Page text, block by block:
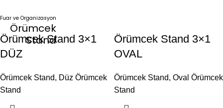
Fuar ve Organizasyon
Örümcek
Stand
Örümcek Stand 3×1
DÜZ
Örümcek Stand, Düz Örümcek
Stand
Örümcek Stand 3×1
OVAL
Örümcek Stand, Oval Örümcek
Stand